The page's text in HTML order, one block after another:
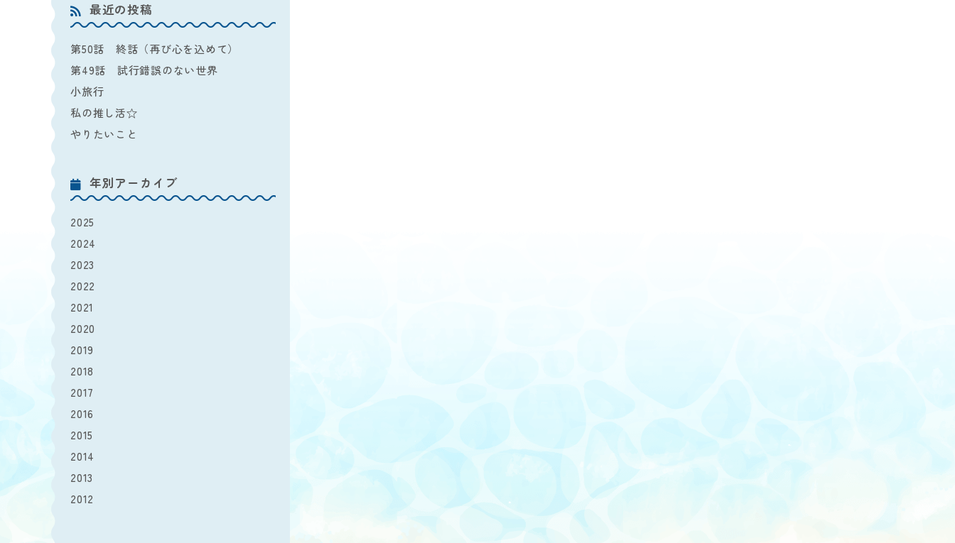
最近の投稿
第50話 終話（再び心を込めて）
第49話 試行錯誤のない世界
小旅行
私の推し活☆
やりたいこと
年別アーカイブ
2025
2024
2023
2022
2021
2020
2019
2018
2017
2016
2015
2014
2013
2012